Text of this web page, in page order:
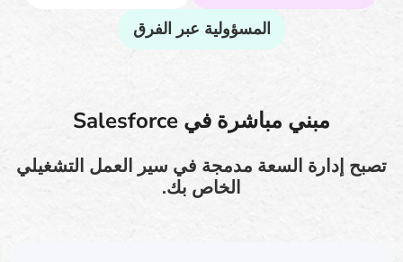
المسؤولية عبر الفرق
مبني مباشرة في Salesforce
تصبح إدارة السعة مدمجة في سير العمل التشغيلي
الخاص بك.